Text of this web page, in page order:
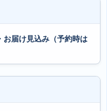
届け見込み（予約時は